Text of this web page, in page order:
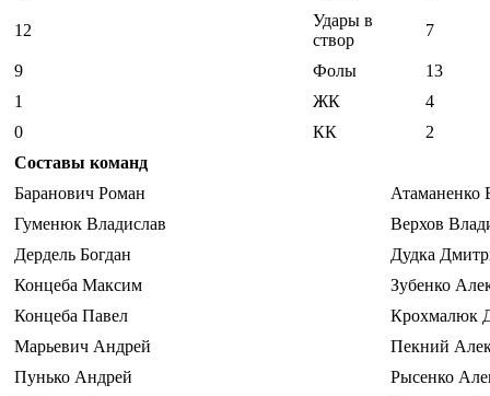
12
Удары в
створ
7
9 Фолы
13
1
ЖК
4
0
КК
2
Составы команд
Баранович Роман
Атаманенко
Гуменюк Владислав
Верхов
Дердель Богдан
Дудка
Концеба Максим
Зубенко
Концеба Павел
Крохмалюк
Марьевич Андрей
Пекний
Пунько Андрей
Рысенко